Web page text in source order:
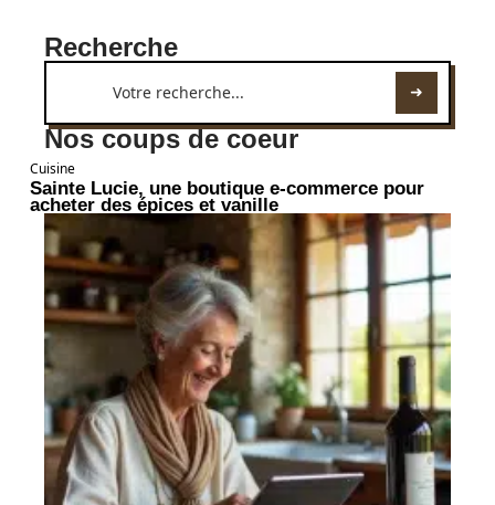
Recherche
Nos coups de coeur
Cuisine
Sainte Lucie, une boutique e-commerce pour
acheter des épices et vanille